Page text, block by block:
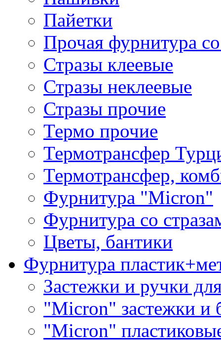
Пайетки
Прочая фурнитура
Стразы клеевые
Стразы неклеевые
Стразы прочие
Термо прочие
Термотрансфер
Термотрансфер,
Фурнитура "Micron"
Фурнитура со
Цветы, бантики
Фурнитура
Застежки и ручки
"Micron" застежки и
"Micron"